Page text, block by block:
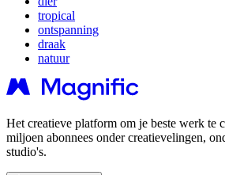
tropical
ontspanning
draak
natuur
Het creatieve platform om je beste werk te
miljoen abonnees onder creatievelingen,
studio's.